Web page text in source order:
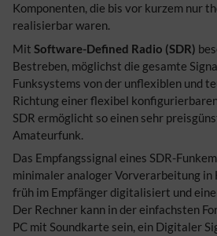
Komponenten, die bis vor kurzem nur
realisierbar waren.
Mit Software-Defined Radio (SDR)
Bestreben, möglichst die gesamte
Funksystems von der unflexiblen und
Richtung einer flexibel
SDR ermöglicht so einen sehr
Amateurfunk.
Das Empfangssignal eines SDR-
minimaler analoger Vorverarbeitung in
früh im Empfänger digitalisiert und
Der Rechner kann in der einfachsten
PC mit Soundkarte sein, ein Digitaler